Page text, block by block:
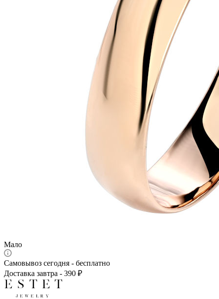
Мало
Самовывоз сегодня - бесплатно
Доставка завтра - 390 ₽